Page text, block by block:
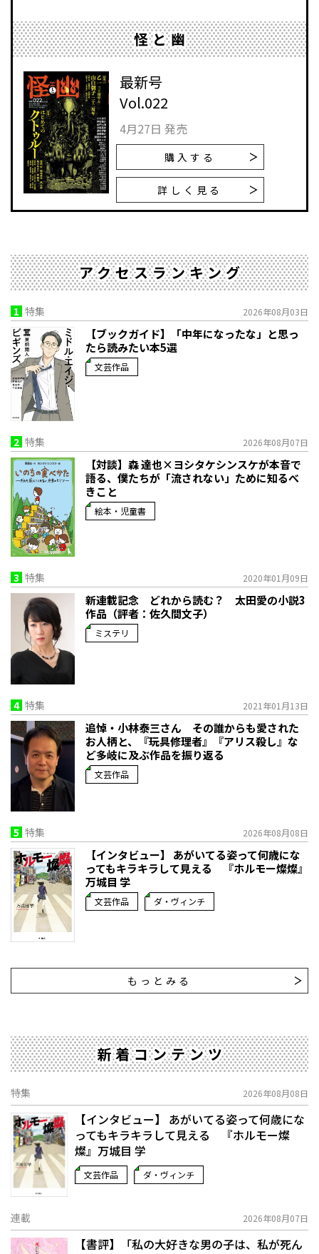
怪と幽
最新号
Vol.022
4月27日 発売
購入する
詳しく見る
アクセスランキング
1 特集 2026年08月03日
【ブックガイド】「中年になったな」と思っ
たら読みたい本5選
文芸作品
2 特集 2026年08月07日
【対談】森 達也×ヨシタケシンスケが本音で
語る、僕たちが「流されない」ために知るべ
きこと
絵本・児童書
3 特集 2020年01月09日
新連載記念 どれから読む？ 太田愛の小説3
作品（評者：佐久間文子）
ミステリ
4 特集 2021年01月13日
追悼・小林泰三さん その誰からも愛された
お人柄と、『玩具修理者』『アリス殺し』な
ど多岐に及ぶ作品を振り返る
文芸作品
5 特集 2026年08月08日
【インタビュー】 あがいてる姿って何歳にな
ってもキラキラして見える 『ホルモー燦燦』
万城目 学
文芸作品 ダ・ヴィンチ
もっとみる
新着コンテンツ
特集 2026年08月08日
【インタビュー】 あがいてる姿って何歳にな
ってもキラキラして見える 『ホルモー燦
燦』万城目 学
文芸作品 ダ・ヴィンチ
連載 2026年08月07日
【書評】「私の大好きな男の子は、私が死ん